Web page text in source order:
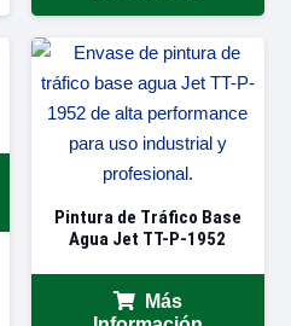
Pintura de Tráfico Base
Agua Jet TT-P-1952
Más